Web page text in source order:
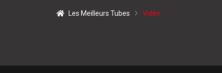
Les Meilleurs Tubes Vidéo